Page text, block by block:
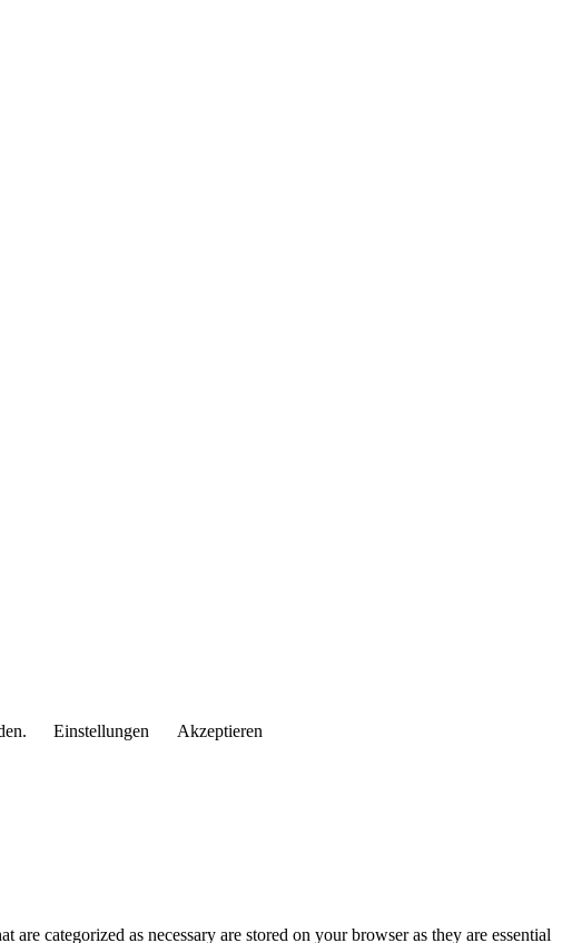
Einstellungen
Akzeptieren
categorized as necessary are stored on your browser as they are essential